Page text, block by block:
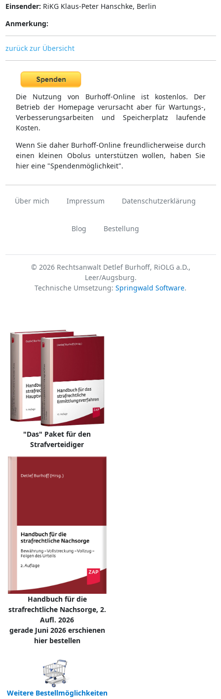
Einsender: RiKG Klaus-Peter Hanschke, Berlin
Anmerkung:
zurück zur Übersicht
Die Nutzung von Burhoff-Online ist kostenlos. Der
Betrieb der Homepage verursacht aber für Wartungs-,
Verbesserungsarbeiten und Speicherplatz laufende
Kosten.
Wenn Sie daher Burhoff-Online freundlicherweise durch
einen kleinen Obolus unterstützen wollen, haben Sie
hier eine "Spendenmöglichkeit".
Über mich Impressum Datenschutzerklärung
Blog Bestellung
© 2026 Rechtsanwalt Detlef Burhoff, RiOLG a.D.,
Leer/Augsburg.
Technische Umsetzung: Springwald Software.
"Das" Paket für den
Strafverteidiger
Handbuch für die
strafrechtliche Nachsorge, 2.
Aufl. 2026
gerade Juni 2026 erschienen
hier bestellen
Weitere Bestellmöglichkeiten